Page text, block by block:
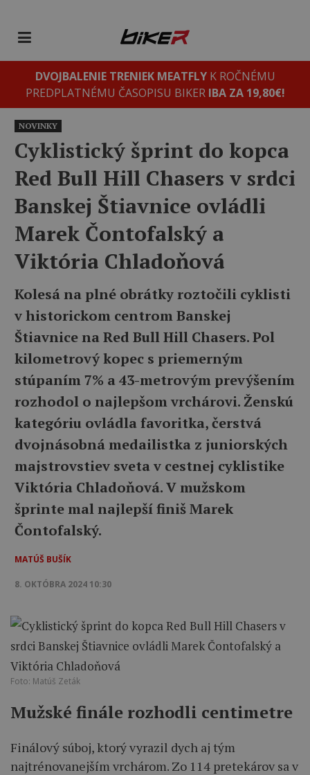
DVOJBALENIE TRENIEK MEATFLYK ROČNÉMU
PREDPLATNÉMU ČASOPISU BIKER IBA ZA 19,80€!
NOVINKY
Cyklistický šprint do kopca
Red Bull Hill Chasers v srdci
Banskej Štiavnice ovládli
Marek Čontofalský a
Viktória Chladoňová
Kolesá na plné obrátky roztočili cyklisti
v historickom centrom Banskej
Štiavnice na Red Bull Hill Chasers. Pol
kilometrový kopec s priemerným
stúpaním 7% a 43-metrovým prevýšením
rozhodol o najlepšom vrchárovi. Ženskú
kategóriu ovládla favoritka, čerstvá
dvojnásobná medailistka z juniorských
majstrovstiev sveta v cestnej cyklistike
Viktória Chladoňová. V mužskom
šprinte mal najlepší finiš Marek
Čontofalský.
MATÚŠ BUŠÍK
8. OKTÓBRA 2024 10:30
Foto: Matúš Zeták
Mužské finále rozhodli centimetre
Finálový súboj, ktorý vyrazil dych aj tým
najtrénovanejším vrchárom. Zo 114 pretekárov sa v